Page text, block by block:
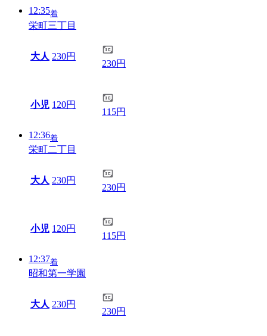
12:35着
栄町三丁目
大人 230円
230円
小児 120円
115円
12:36着
栄町二丁目
大人 230円
230円
小児 120円
115円
12:37着
昭和第一学園
大人 230円
230円